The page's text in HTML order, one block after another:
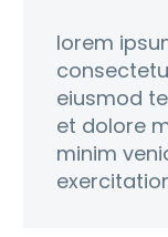
lorem
eiusmod
et dolore
minim